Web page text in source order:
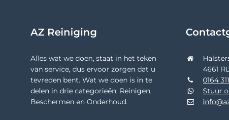
AZ Reiniging
Alles wat we doen, staat in het teken
van service, dus ervoor zorgen dat u
tevreden bent. Wat we doen is in te
delen in drie categorieën: Reinigen,
Beschermen en Onderhoud.
4661
0164
Stuur